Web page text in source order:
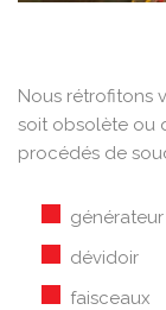
Nous rétrofitons
soit obsolète ou
procédés de
générateur
dévidoir
faisceaux